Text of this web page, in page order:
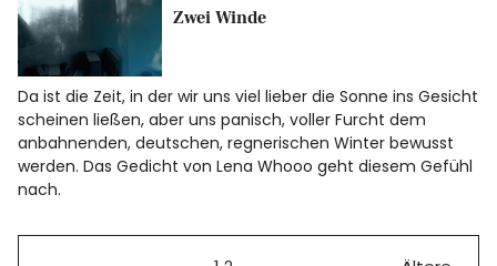
Zwei Winde
Da ist die Zeit, in der wir uns viel lieber die Sonne ins Gesicht
scheinen ließen, aber uns panisch, voller Furcht dem
anbahnenden, deutschen, regnerischen Winter bewusst
werden. Das Gedicht von Lena Whooo geht diesem Gefühl
nach.